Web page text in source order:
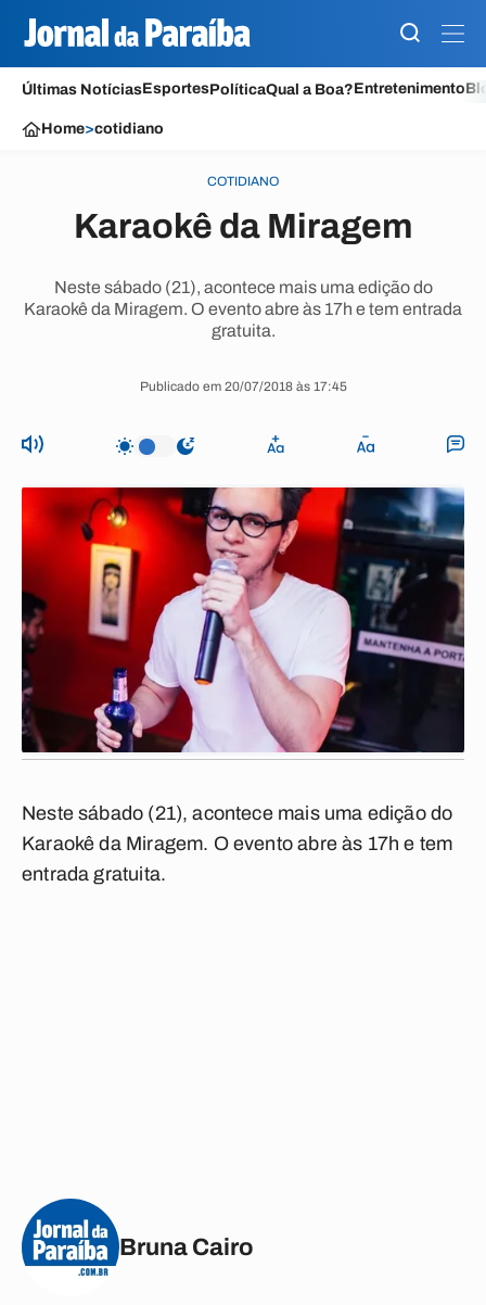
Últimas NotíciasEsportesPolíticaQual a Boa?Entretenimento
Home>cotidiano
COTIDIANO
Karaokê da Miragem
Neste sábado (21), acontece mais uma edição do
Karaokê da Miragem. O evento abre às 17h e tem entrada
gratuita.
Publicado em 20/07/2018 às 17:45
Neste sábado (21), acontece mais uma edição do
Karaokê da Miragem. O evento abre às 17h e tem
entrada gratuita.
Bruna Cairo